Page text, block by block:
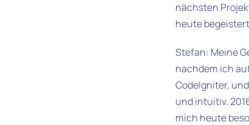
nächsten
heute
Stefan: Meine
nachdem ich
CodeIgniter,
und intuitiv.
mich heute